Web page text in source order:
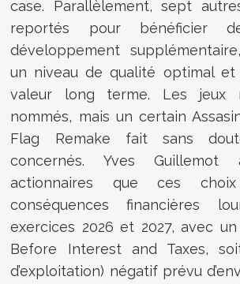
case. Parallèlement, sept
reportés pour bénéficier
développement
un niveau de qualité optimal et
valeur long terme. Les jeux
nommés, mais un certain
Flag Remake fait sans
concernés. Yves
actionnaires que ces
conséquences financières
exercices 2026 et 2027, avec un
Before Interest and Taxes,
d’exploitation) négatif prévu